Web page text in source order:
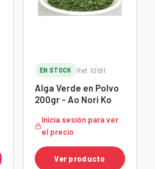
EN STOCK Ref. 10181
Alga Verde en Polvo
200gr - Ao Nori Ko
Inicia sesión para ver
el precio
Ver producto